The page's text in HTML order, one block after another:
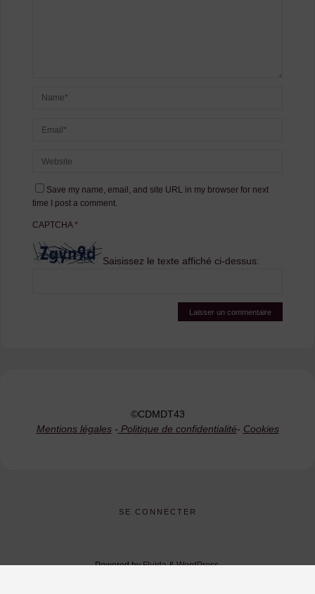
Save my name, email, and site URL in my browser for next
time I post a comment.
CAPTCHA*
Saisissez le texte affiché ci-dessus:
©CDMDT43
Mentions légales- Politique de confidentialité- Cookies
SE CONNECTER
Powered byFluida&WordPress.